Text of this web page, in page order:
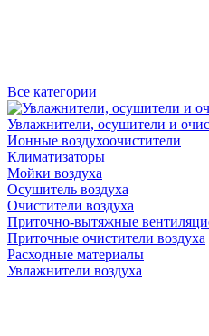
Все категории
Увлажнители, осушители и
Ионные воздухоочистители
Климатизаторы
Мойки воздуха
Осушитель воздуха
Очистители воздуха
Приточно-вытяжные
Приточные очистители воздуха
Расходные материалы
Увлажнители воздуха